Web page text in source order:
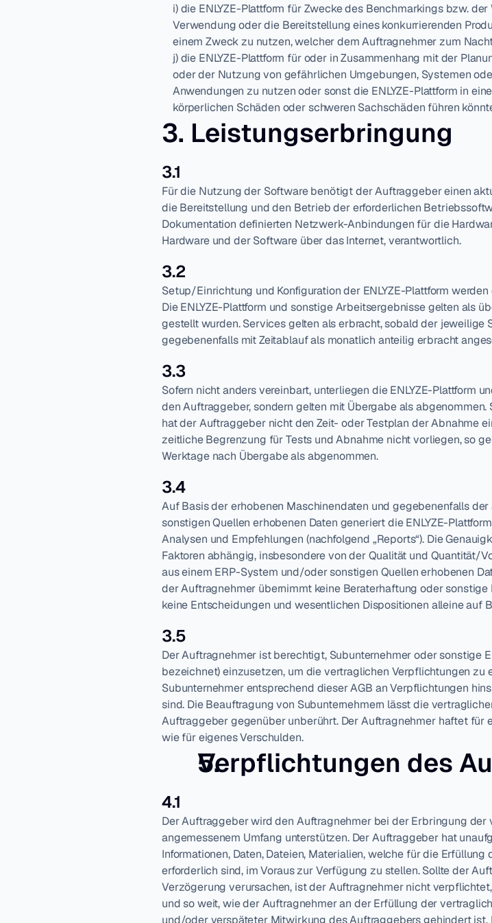
i) die ENLYZE-Plattform für Zwecke des Benchmarkings bzw.
Verwendung oder die Bereitstellung eines konkurrierenden
einem Zweck zu nutzen, welcher dem Auftragnehmer zum
j) die ENLYZE-Plattform für oder in Zusammenhang mit der
oder der Nutzung von gefährlichen Umgebungen, Systemen
Anwendungen zu nutzen oder sonst die ENLYZE-Plattform in
körperlichen Schäden oder schweren Sachschäden führen
3. Leistungserbringung
3.1
Für die Nutzung der Software benötigt der Auftraggeber einen
die Bereitstellung und den Betrieb der erforderlichen
Dokumentation definierten Netzwerk-Anbindungen für die
Hardware und der Software über das Internet, verantwortlich.
3.2
Setup/Einrichtung und Konfiguration der ENLYZE-Plattform
Die ENLYZE-Plattform und sonstige Arbeitsergebnisse gelten als
gestellt wurden. Services gelten als erbracht, sobald der
gegebenenfalls mit Zeitablauf als monatlich anteilig erbracht
3.3
Sofern nicht anders vereinbart, unterliegen die ENLYZE-Plattform
den Auftraggeber, sondern gelten mit Übergabe als
hat der Auftraggeber nicht den Zeit- oder Testplan der Abnahme
zeitliche Begrenzung für Tests und Abnahme nicht vorliegen, so
Werktage nach Übergabe als abgenommen.
3.4
Auf Basis der erhobenen Maschinendaten und gegebenenfalls
sonstigen Quellen erhobenen Daten generiert die ENLYZE-
Analysen und Empfehlungen (nachfolgend „Reports“). Die
Faktoren abhängig, insbesondere von der Qualität und Quantität/
aus einem ERP-System und/oder sonstigen Quellen erhobenen
der Auftragnehmer übernimmt keine Beraterhaftung oder
keine Entscheidungen und wesentlichen Dispositionen alleine auf
3.5
Der Auftragnehmer ist berechtigt, Subunternehmer oder sonstige
bezeichnet) einzusetzen, um die vertraglichen Verpflichtungen zu
Subunternehmer entsprechend dieser AGB an Verpflichtungen
sind. Die Beauftragung von Subunternehmern lässt die
Auftraggeber gegenüber unberührt. Der Auftragnehmer haftet für
wie für eigenes Verschulden.
Verpflichtungen des
4.1
Der Auftraggeber wird den Auftragnehmer bei der Erbringung
angemessenem Umfang unterstützen. Der Auftraggeber hat
Informationen, Daten, Dateien, Materialien, welche für die
erforderlich sind, im Voraus zur Verfügung zu stellen. Sollte der
Verzögerung verursachen, ist der Auftragnehmer nicht
und so weit, wie der Auftragnehmer an der Erfüllung der
und/oder verspäteter Mitwirkung des Auftraggebers gehindert